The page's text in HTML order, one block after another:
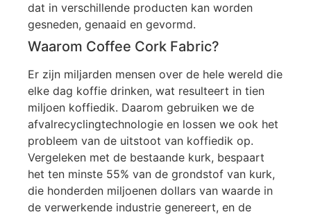
dat in verschillende producten kan worden
gesneden, genaaid en gevormd.
Waarom Coffee Cork Fabric?
Er zijn miljarden mensen over de hele wereld die
elke dag koffie drinken, wat resulteert in tien
miljoen koffiedik. Daarom gebruiken we de
afvalrecyclingtechnologie en lossen we ook het
probleem van de uitstoot van koffiedik op.
Vergeleken met de bestaande kurk, bespaart
het ten minste 55% van de grondstof van kurk,
die honderden miljoenen dollars van waarde in
de verwerkende industrie genereert, en de